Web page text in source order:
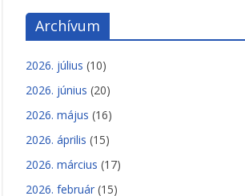
Archívum
2026. július (10)
2026. június (20)
2026. május (16)
2026. április (15)
2026. március (17)
2026. február (15)